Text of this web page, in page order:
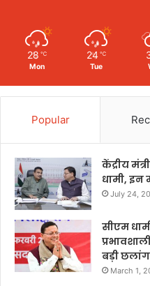
28 ℃
Mon
24 ℃
Tue
Popular
केंद्रीय
धामी, इन
July 24,
सीएम
बड़ी छलांग
March 1,